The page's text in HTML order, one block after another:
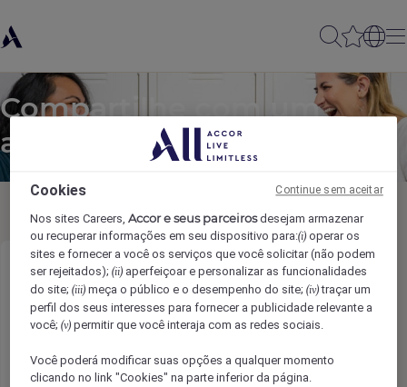
Compartilhe com um
amigo
Assistant Food & Beverage Manager
Nome do remetente*
Cookies
Nos sites Careers,Accor e seus parceirosdesejam armazenar
ou recuperar informações em seu dispositivo para:(i) operar os
sites e fornecer a você os serviços que você solicitar (não podem
ser rejeitados);(ii) aperfeiçoar e personalizar as funcionalidades
do site;(iii) meça o público e o desempenho do site;(iv)traçar um
perfil dos seus interesses para fornecer a publicidade relevante a
você;(v) permitir que você interaja com as redes sociais.
Você poderá modificar suas opções a qualquer momento
clicando no link "Cookies" na parte inferior da página.
Continue sem aceitar